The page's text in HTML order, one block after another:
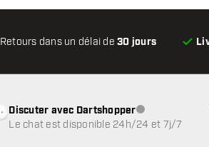
Retours dans un délai de30 jours
Discuter avec DartshopperService client
Le chat est disponible 24h/24 et 7j/7